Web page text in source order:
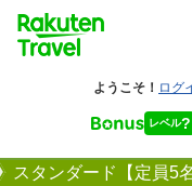
スタンダード【定員5